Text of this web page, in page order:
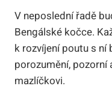
V neposlední řadě
⁣Bengálské‌ kočce.
k⁣ rozvíjení poutu s ní
porozumění, pozorní
mazlíčkovi.